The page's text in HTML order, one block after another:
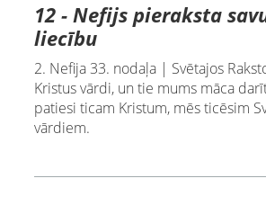
12 - Nefijs pieraksta
liecību
2. Nefija 33. nodaļa | Svētajos
Kristus vārdi, un tie mums māca
patiesi ticam Kristum, mēs ticēsim
vārdiem.